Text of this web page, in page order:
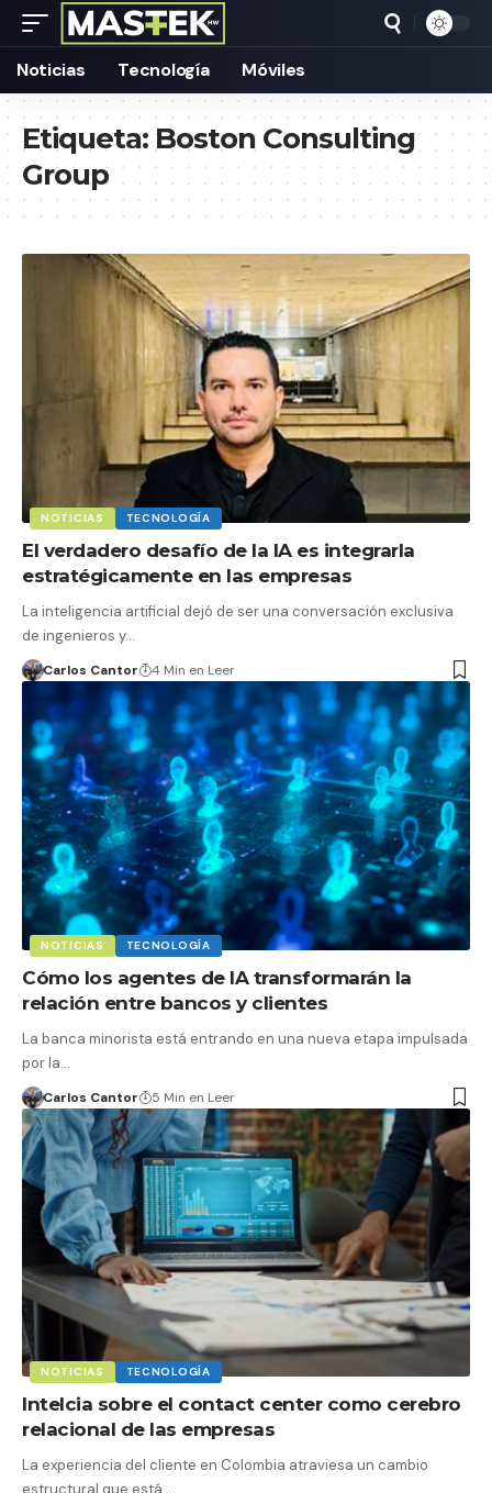
Noticias Tecnología Móviles
Etiqueta:Boston Consulting
Group
NOTICIAS TECNOLOGÍA
El verdadero desafío de la IA es integrarla
estratégicamente en las empresas
La inteligencia artificial dejó de ser una conversación exclusiva
de ingenieros y…
Carlos Cantor 4 Min en Leer
NOTICIAS TECNOLOGÍA
Cómo los agentes de IA transformarán la
relación entre bancos y clientes
La banca minorista está entrando en una nueva etapa impulsada
por la…
Carlos Cantor 5 Min en Leer
NOTICIAS TECNOLOGÍA
Intelcia sobre el contact center como cerebro
relacional de las empresas
La experiencia del cliente en Colombia atraviesa un cambio